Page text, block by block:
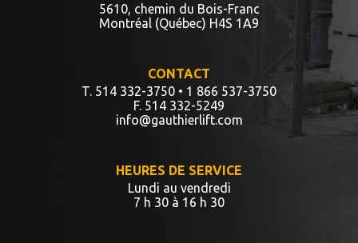
5610, chemin du Bois-Franc
Montréal (Québec) H4S 1A9
CONTACT
T. 514 332-3750 • 1 866 537-3750
F. 514 332-5249
info@gauthierlift.com
HEURES DE SERVICE
Lundi au vendredi
7 h 30 à 16 h 30